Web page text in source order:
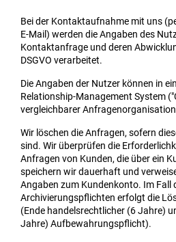
Bei der Kontaktaufnahme mit uns
E-Mail) werden die Angaben des
Kontaktanfrage und deren
DSGVO verarbeitet.
Die Angaben der Nutzer können in
Relationship-Management System
vergleichbarer
Wir löschen die Anfragen, sofern
sind. Wir überprüfen die
Anfragen von Kunden, die über ein
speichern wir dauerhaft und
Angaben zum Kundenkonto. Im Fall
Archivierungspflichten erfolgt die
(Ende handelsrechtlicher (6 Jahre)
Jahre) Aufbewahrungspflicht).